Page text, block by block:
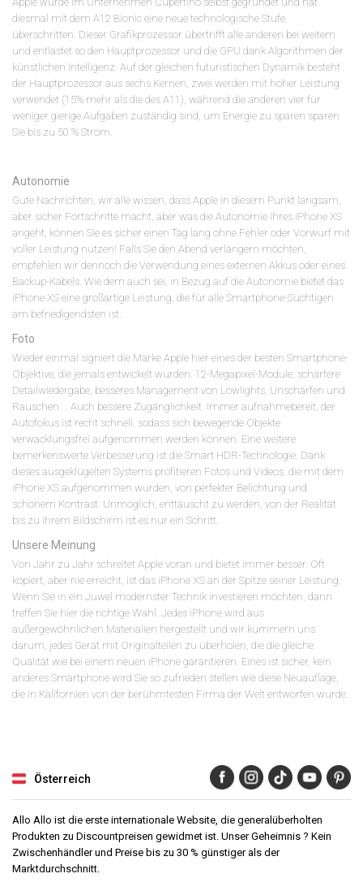
diesmal mit dem A12 Bionic eine neue technologische Stufe
überschritten. Dieser Grafikprozessor übertrifft alle anderen bei weitem
und entlastet so den Hauptprozessor und die GPU dank Algorithmen der
künstlichen Intelligenz. Auf der gleichen futuristischen Dynamik besteht
der Hauptprozessor aus sechs Kernen, zwei werden mit hoher Leistung
verwendet (15% mehr als die des A11), während die anderen vier für
weniger gierige Aufgaben zuständig sind, um Energie zu sparen sparen
Sie bis zu 50 % Strom.
Autonomie
Gute Nachrichten, wir alle wissen, dass Apple in diesem Punkt langsam,
aber sicher Fortschritte macht, aber was die Autonomie Ihres iPhone XS
angeht, können Sie es sicher einen Tag lang ohne Fehler oder Vorwurf mit
voller Leistung nutzen! Falls Sie den Abend verlängern möchten,
empfehlen wir dennoch die Verwendung eines externen Akkus oder eines
Backup-Kabels. Wie dem auch sei, in Bezug auf die Autonomie bietet das
iPhone XS eine großartige Leistung, die für alle Smartphone-Süchtigen
am befriedigendsten ist.
Foto
Wieder einmal signiert die Marke Apple hier eines der besten Smartphone-
Objektive, die jemals entwickelt wurden. 12-Megapixel-Module, schärfere
Detailwiedergabe, besseres Management von Lowlights, Unschärfen und
Rauschen … Auch bessere Zugänglichkeit. Immer aufnahmebereit, der
Autofokus ist recht schnell, sodass sich bewegende Objekte
verwacklungsfrei aufgenommen werden können. Eine weitere
bemerkenswerte Verbesserung ist die Smart HDR-Technologie. Dank
dieses ausgeklügelten Systems profitieren Fotos und Videos, die mit dem
iPhone XS aufgenommen wurden, von perfekter Belichtung und
schönem Kontrast. Unmöglich, enttäuscht zu werden, von der Realität
bis zu Ihrem Bildschirm ist es nur ein Schritt.
Unsere Meinung
Von Jahr zu Jahr schreitet Apple voran und bietet immer besser. Oft
kopiert, aber nie erreicht, ist das iPhone XS an der Spitze seiner Leistung.
Wenn Sie in ein Juwel modernster Technik investieren möchten, dann
treffen Sie hier die richtige Wahl. Jedes iPhone wird aus
außergewöhnlichen Materialien hergestellt und wir kümmern uns
darum, jedes Gerät mit Originalteilen zu überholen, die die gleiche
Qualität wie bei einem neuen iPhone garantieren. Eines ist sicher, kein
anderes Smartphone wird Sie so zufrieden stellen wie diese Neuauflage,
die in Kalifornien von der berühmtesten Firma der Welt entworfen wurde.
Österreich
Allo Allo ist die erste internationale Website, die generalüberholten
Produkten zu Discountpreisen gewidmet ist. Unser Geheimnis ? Kein
Zwischenhändler und Preise bis zu 30 % günstiger als der
Marktdurchschnitt.